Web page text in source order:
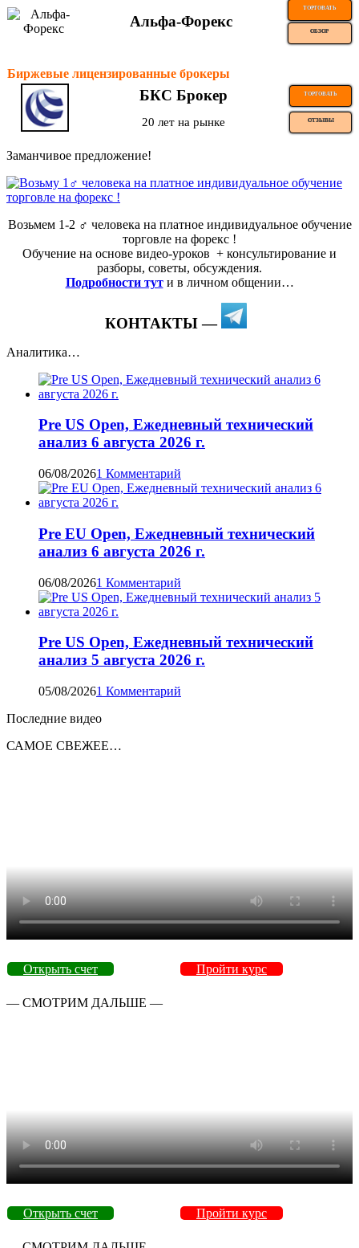
Альфа-Форекс
ТОРГОВАТЬ
ОБЗОР
Биржевые лицензированные брокеры
БКС Брокер ТОРГОВАТЬ
20 лет на рынке ОТЗЫВЫ
Заманчивое предложение!
Возьмем 1-2 ‍♂️ человека на платное индивидуальное обучение
торговле на форекс !
Обучение на основе видео-уроков ️ + консультирование и
разборы, советы, обсуждения.
Подробности тут и в личном общении…
КОНТАКТЫ —
Аналитика…
Pre US Open, Ежедневный технический
анализ 6 августа 2026 г.
06/08/20261 Комментарий
Pre EU Open, Ежедневный технический
анализ 6 августа 2026 г.
06/08/20261 Комментарий
Pre US Open, Ежедневный технический
анализ 5 августа 2026 г.
05/08/20261 Комментарий
Последние видео
САМОЕ СВЕЖЕЕ…
Открыть счет Пройти курс
— СМОТРИМ ДАЛЬШЕ —
Открыть счет Пройти курс